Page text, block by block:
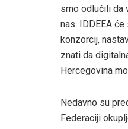
smo odlučili da
nas. IDDEEA
konzorcij,
znati da
Hercegovina
Nedavno su
Federaciji